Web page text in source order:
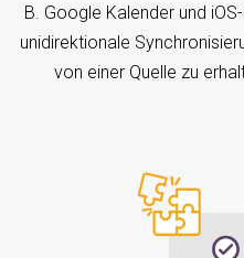
B. Google Kalender und
unidirektionale
von einer Quelle zu